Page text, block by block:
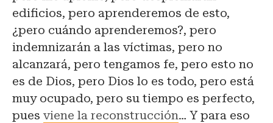
edificios, pero aprenderemos de esto,
¿pero cuándo aprenderemos?, pero
indemnizarán a las víctimas, pero no
alcanzará, pero tengamos fe, pero esto no
es de Dios, pero Dios lo es todo, pero está
muy ocupado, pero su tiempo es perfecto,
pues viene la reconstrucción… Y para eso